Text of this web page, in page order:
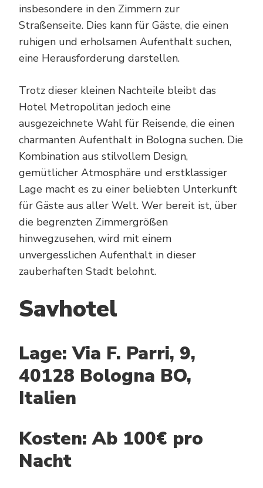
insbesondere in den Zimmern zur
Straßenseite. Dies kann für Gäste, die einen
ruhigen und erholsamen Aufenthalt suchen,
eine Herausforderung darstellen.
Trotz dieser kleinen Nachteile bleibt das
Hotel Metropolitan jedoch eine
ausgezeichnete Wahl für Reisende, die einen
charmanten Aufenthalt in Bologna suchen. Die
Kombination aus stilvollem Design,
gemütlicher Atmosphäre und erstklassiger
Lage macht es zu einer beliebten Unterkunft
für Gäste aus aller Welt. Wer bereit ist, über
die begrenzten Zimmergrößen
hinwegzusehen, wird mit einem
unvergesslichen Aufenthalt in dieser
zauberhaften Stadt belohnt.
Savhotel
Lage: Via F. Parri, 9,
40128 Bologna BO,
Italien
Kosten: Ab 100€ pro
Nacht